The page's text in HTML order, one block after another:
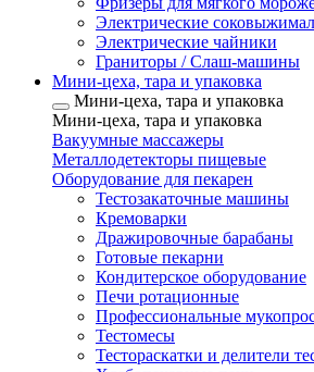
Электрические
Электрические чайники
Граниторы / Слаш-машины
Мини-цеха, тара и упаковка
Мини-цеха, тара и упаковка
Мини-цеха, тара и упаковка
Вакуумные массажеры
Металлодетекторы пищевые
Оборудование для пекарен
Тестозакаточные машины
Кремоварки
Дражировочные барабаны
Готовые пекарни
Кондитерское оборудование
Печи ротационные
Профессиональные
Тестомесы
Тестораскатки и делители